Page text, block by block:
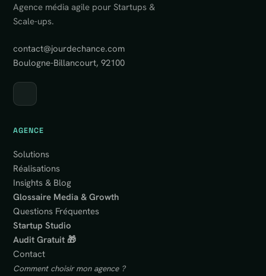
Agence média agile pour Startups &
Scale-ups.
contact@jourdechance.com
Boulogne-Billancourt, 92100
AGENCE
Solutions
Réalisations
Insights & Blog
Glossaire Media & Growth
Questions Fréquentes
Startup Studio
Audit Gratuit 🎁
Contact
Comment choisir mon agence ?